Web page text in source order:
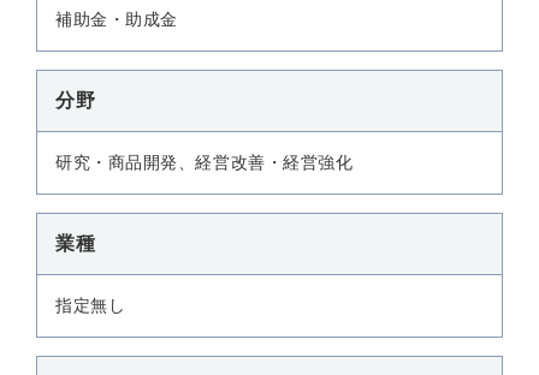
補助金・助成金
分野
研究・商品開発、経営改善・経営強化
業種
指定無し